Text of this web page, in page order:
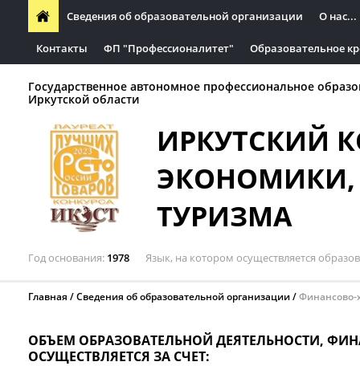
Сведения об образовательной организации О нас...
Контакты ФП "Профессионалитет" Образовательное
Государственное автономное профессиональное
Иркутской области
ИРКУТСКИЙ
ЭКОНОМИКИ,
ТУРИЗМА
Год основания 1978 Язык, на котором осуществляется
Главная Сведения об образовательной организации Финансово-
ОБЪЕМ ОБРАЗОВАТЕЛЬНОЙ ДЕЯТЕЛЬНОСТИ,
ОСУЩЕСТВЛЯЕТСЯ ЗА СЧЕТ: